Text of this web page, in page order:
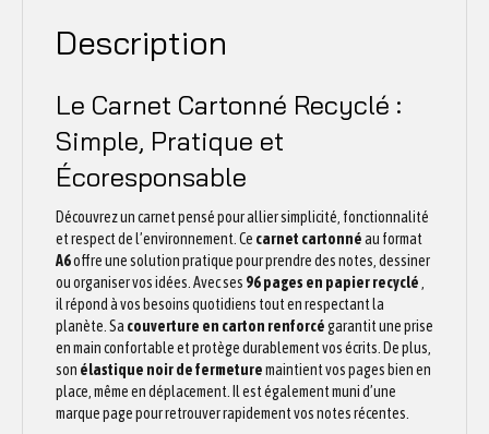
Description
Le Carnet Cartonné Recyclé :
Simple, Pratique et
Écoresponsable
Découvrez un carnet pensé pour allier simplicité, fonctionnalité
et respect de l’environnement. Ce carnet cartonnéau format
A6offre une solution pratique pour prendre des notes, dessiner
ou organiser vos idées. Avec ses 96 pages en papier recyclé,
il répond à vos besoins quotidiens tout en respectant la
planète. Sa couverture en carton renforcégarantit une prise
en main confortable et protège durablement vos écrits. De plus,
son élastique noir de fermeturemaintient vos pages bien en
place, même en déplacement. Il est également muni d’une
marque page pour retrouver rapidement vos notes récentes.